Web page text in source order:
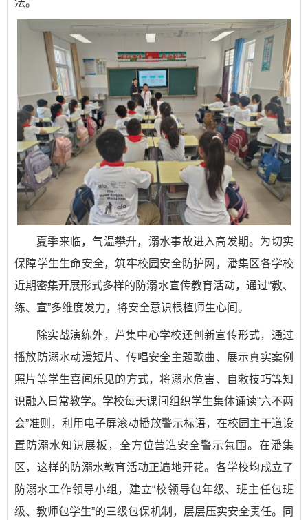
法。
夏季来临，气温攀升，溺水事故进入高发期。为切实
保障学生生命安全，筑牢校园安全防护网，潘集区各学校
近期密集开展形式多样的防溺水宣传教育活动，通过“教、
练、宣”多维度发力，将安全意识根植师生心间。
除实战演练外，芦集中心学校还创新宣传形式，通过
播放防溺水动漫短片、传唱安全主题歌曲、展示真实案例
照片等学生喜闻乐见的方式，将溺水危害、自救技巧等知
识融入日常教学。学校每天课间组织学生集体诵读“六不两
会”准则，利用电子屏滚动播放警示标语，在校园主干道设
置防溺水知识展板，全方位营造安全警示氛围。在潘集
区，这样的防溺水教育活动正遍地开花。各学校均成立了
防溺水工作领导小组，建立“校领导包年级、班主任包班
级、教师包学生”的三级包保机制，层层压实安全责任。同